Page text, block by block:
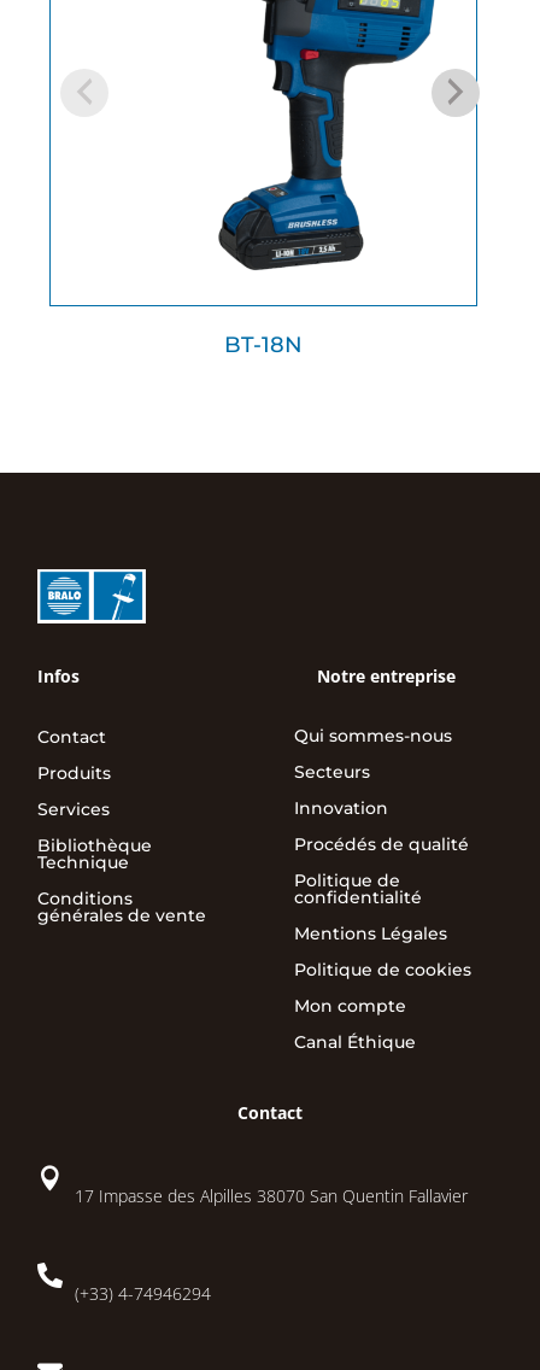
BT-18N
Infos
Contact
Produits
Services
Bibliothèque
Technique
Conditions
générales de vente
Notre entreprise
Qui sommes-nous
Secteurs
Innovation
Procédés de qualité
Politique de
confidentialité
Mentions Légales
Politique de cookies
Mon compte
Canal Éthique
Contact

17 Impasse des Alpilles 38070 San Quentin Fallavier

(+33) 4-74946294